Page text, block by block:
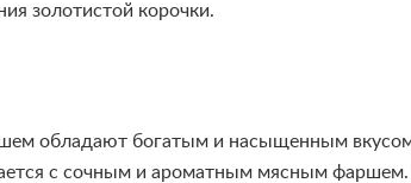
золотистой корочки.
обладают богатым и насыщенным
с сочным и ароматным мясным